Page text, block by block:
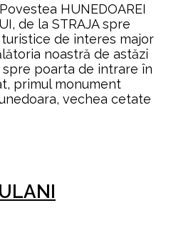
HUNEDOAREI
de la STRAJA spre
de interes major
noastră de astăzi
spre poarta de intrare în
primul monument
vechea cetate